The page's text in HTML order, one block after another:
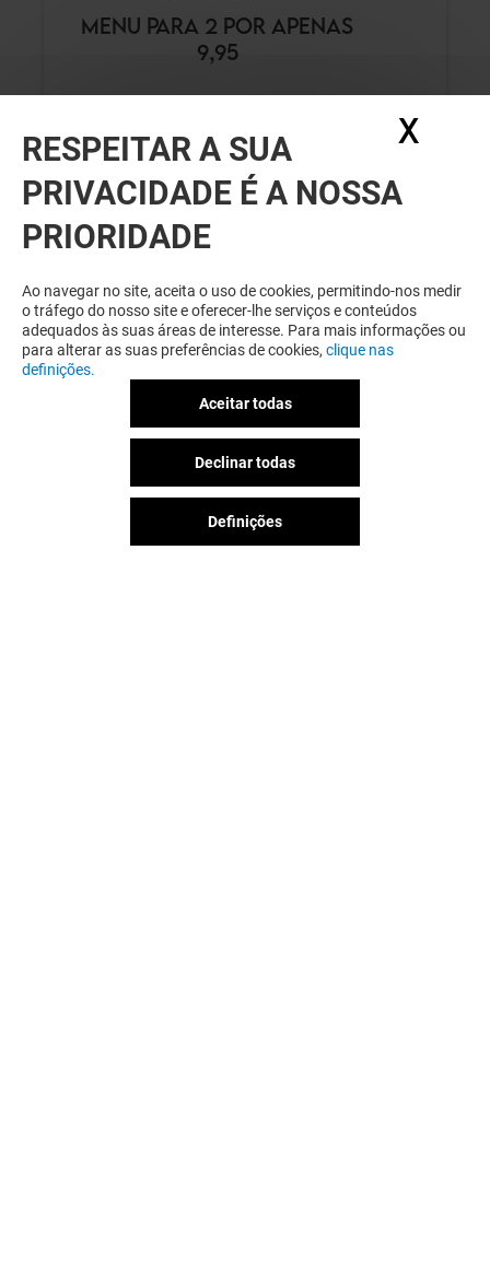
MENU PARA 2 POR APENAS
9,95
EXCLUSIVO PARA ESPAÇO
VER DETALHES
PANS & COMPANY
20% MENUS PANS
RESPEITAR A SUA
PRIVACIDADE É A NOSSA
PRIORIDADE
Ao navegar no site, aceita o uso de cookies, permitindo-nos medir
o tráfego do nosso site e oferecer-lhe serviços e conteúdos
adequados às suas áreas de interesse. Para mais informações ou
para alterar as suas preferências de cookies, clique nas
definições.
Aceitar todas
Declinar todas
Definições
X